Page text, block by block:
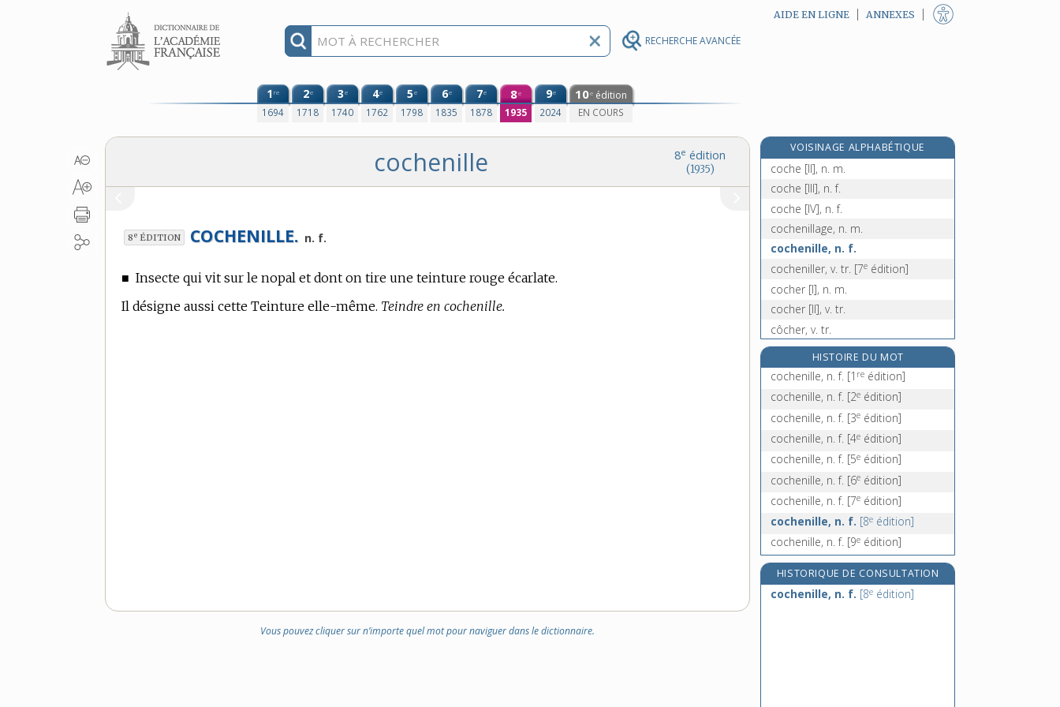
RECHERCHE AVANCÉE
Aller au contenu AIDE EN LIGNE ANNEXES
1re
1694
2e
1718
3e
1740
4e
1762
5e
1798
6e
1835
7e
1878
8e
1935
9e
2024
10e édition
EN COURS
8e édition
(1935)
cochenille
8e ÉDITION COCHENILLE. n. f.
■ Insecte qui vit sur le nopal et dont on tire une teinture rouge écarlate.
Il désigne aussi cette Teinture elle-même. Teindre en cochenille.
Vous pouvez cliquer sur n’importe quel mot pour naviguer dans le dictionnaire.
VOISINAGE ALPHABÉTIQUE
coche [I], n. m.
coche [II], n. m.
coche [III], n. f.
coche [IV], n. f.
cochenillage, n. m.
cochenille, n. f.
cocheniller, v. tr. [7e édition]
cocher [I], n. m.
cocher [II], v. tr.
côcher, v. tr.
cochère, adj. f.
cochet, n. m.
cochevis, n. m.
HISTOIRE DU MOT
cochenille, n. f. [1 re édition]
cochenille, n. f. [2e édition]
cochenille, n. f. [3e édition]
cochenille, n. f. [4e édition]
cochenille, n. f. [5e édition]
cochenille, n. f. [6e édition]
cochenille, n. f. [7e édition]
cochenille, n. f. [8e édition]
cochenille, n. f. [9e édition]
HISTORIQUE DE CONSULTATION
cochenille, n. f. [8e édition]